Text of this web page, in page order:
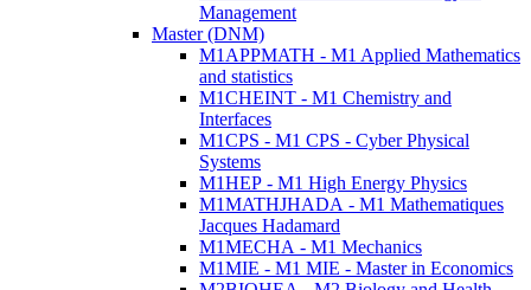
Management
Master (DNM)
M1APPMATH - M1 Applied Mathematics
and statistics
M1CHEINT - M1 Chemistry and
Interfaces
M1CPS - M1 CPS - Cyber Physical
Systems
M1HEP - M1 High Energy Physics
M1MATHJHADA - M1 Mathematiques
Jacques Hadamard
M1MECHA - M1 Mechanics
M1MIE - M1 MIE - Master in Economics